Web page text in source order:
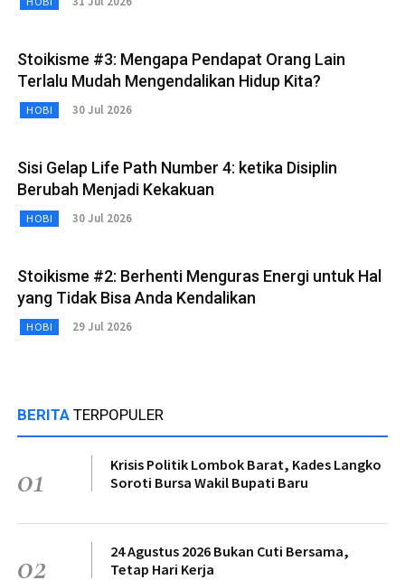
Stoikisme #3: Mengapa Pendapat Orang Lain
Terlalu Mudah Mengendalikan Hidup Kita?
HOBI 30 Jul 2026
Sisi Gelap Life Path Number 4: ketika Disiplin
Berubah Menjadi Kekakuan
HOBI 30 Jul 2026
Stoikisme #2: Berhenti Menguras Energi untuk Hal
yang Tidak Bisa Anda Kendalikan
HOBI 29 Jul 2026
BERITA TERPOPULER
01
Krisis Politik Lombok Barat, Kades Langko
Soroti Bursa Wakil Bupati Baru
02
24 Agustus 2026 Bukan Cuti Bersama,
Tetap Hari Kerja